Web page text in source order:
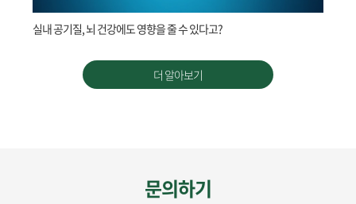
실내 공기질, 뇌 건강에도 영향을 줄 수 있다고?
더 알아보기
문의하기